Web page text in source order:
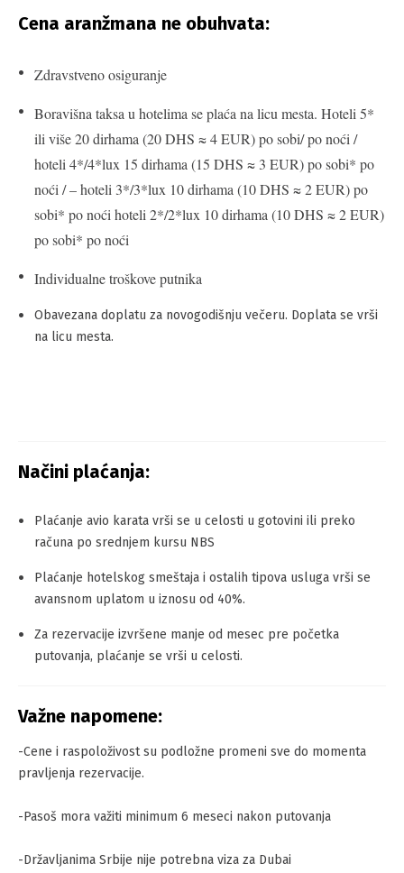
Cena aranžmana ne obuhvata:
Zdravstveno osiguranje
Boravišna taksa u hotelima se plaća na licu mesta. Hoteli 5*
ili više 20 dirhama (20 DHS ≈ 4 EUR) po sobi/ po noći /
hoteli 4*/4*lux 15 dirhama (15 DHS ≈ 3 EUR) po sobi* po
noći / – hoteli 3*/3*lux 10 dirhama (10 DHS ≈ 2 EUR) po
sobi* po noći hoteli 2*/2*lux 10 dirhama (10 DHS ≈ 2 EUR)
po sobi* po noći
Individualne troškove putnika
Obavezana doplatu za novogodišnju večeru. Doplata se vrši
na licu mesta.
Načini plaćanja:
Plaćanje avio karata vrši se u celosti u gotovini ili preko
računa po srednjem kursu NBS
Plaćanje hotelskog smeštaja i ostalih tipova usluga vrši se
avansnom uplatom u iznosu od 40%.
Za rezervacije izvršene manje od mesec pre početka
putovanja, plaćanje se vrši u celosti.
Važne napomene:
-Cene i raspoloživost su podložne promeni sve do momenta
pravljenja rezervacije.
-Pasoš mora važiti minimum 6 meseci nakon putovanja
-Državljanima Srbije nije potrebna viza za Dubai